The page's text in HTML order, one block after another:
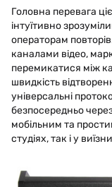
Головна перевага
інтуїтивно
операторам
каналами відео,
перемикатися між
швидкість
універсальні
безпосередньо
мобільним та
студіях, так і у